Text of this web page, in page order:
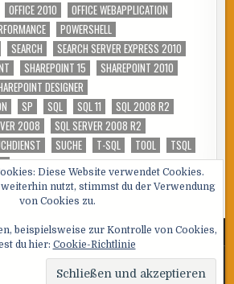
Diese Website verwendet Cookies.
weiterhin nutzt, stimmst du der Verwendung
von Cookies zu.
beispielsweise zur Kontrolle von Cookies,
du hier: Cookie-Richtlinie
OFFICE 2010
OFFICE WEBAPPLICATION
POWERSHELL
SEARCH
SEARCH SERVER EXPRESS 2010
SHAREPOINT 15
SHAREPOINT 2010
DESIGNER
SP SQL SQL 11
SQL 2008 R2
2008
SQL SERVER 2008 R2
SUCHE T-SQL TOOL
TSQL
© 2026 SQL, Sharepoint und Co